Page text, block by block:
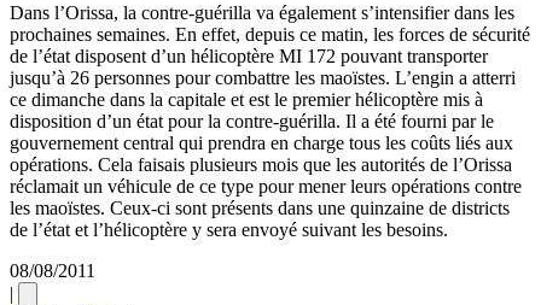
Dans l’Orissa, la contre-guérilla va également s’intensifier dans les
prochaines semaines. En effet, depuis ce matin, les forces de sécurité
de l’état disposent d’un hélicoptère MI 172 pouvant transporter
jusqu’à 26 personnes pour combattre les maoïstes. L’engin a atterri
ce dimanche dans la capitale et est le premier hélicoptère mis à
disposition d’un état pour la contre-guérilla. Il a été fourni par le
gouvernement central qui prendra en charge tous les coûts liés aux
opérations. Cela faisais plusieurs mois que les autorités de l’Orissa
réclamait un véhicule de ce type pour mener leurs opérations contre
les maoïstes. Ceux-ci sont présents dans une quinzaine de districts
de l’état et l’hélicoptère y sera envoyé suivant les besoins.
08/08/2011
|